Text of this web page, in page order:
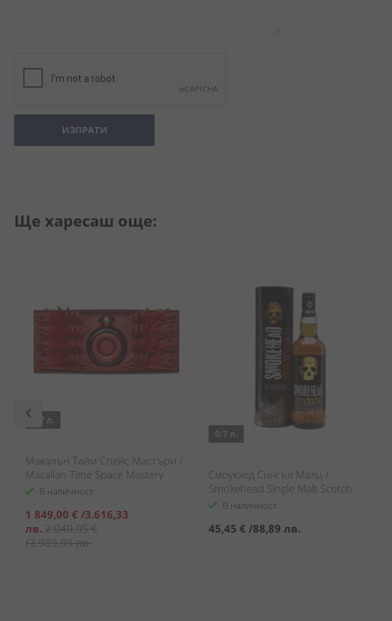
ИЗПРАТИ
Ще харесаш още:
0.7 л.
Макалън Тайм Спейс Мастъри /
Macallan Time Space Mastery
В наличност
Специална
цена
1 849,00 € /3.616,33
лв. 2 040,05 €
/3.989,99 лв.
0.7 л.
Смоукхед Сингъл Малц /
Smokehead Single Malt Scotch
WhiskyВ наличност
45,45 € /88,89 лв.